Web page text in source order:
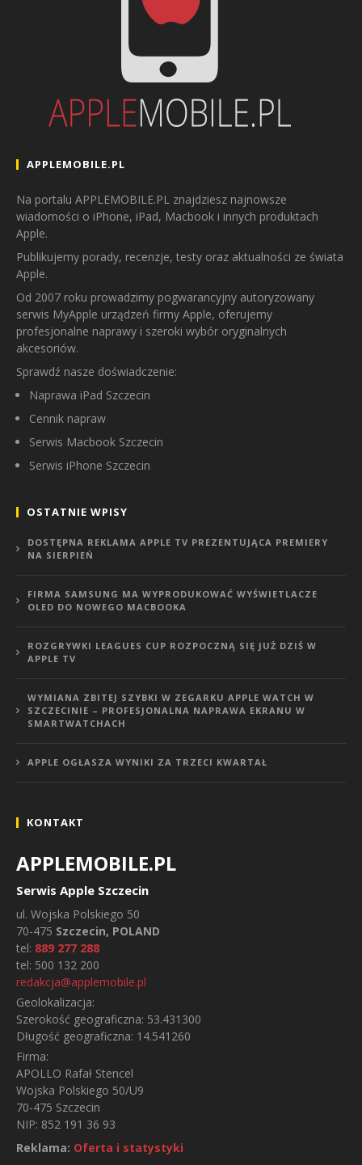
APPLEMOBILE.PL
Na portalu APPLEMOBILE.PL znajdziesz najnowsze
wiadomości o iPhone, iPad, Macbook i innych produktach
Apple.
Publikujemy porady, recenzje, testy oraz aktualności ze świata
Apple.
Od 2007 roku prowadzimy pogwarancyjny autoryzowany
serwis MyApple urządzeń firmy Apple, oferujemy
profesjonalne naprawy i szeroki wybór oryginalnych
akcesoriów.
Sprawdź nasze doświadczenie:
Naprawa iPad Szczecin
Cennik napraw
Serwis Macbook Szczecin
Serwis iPhone Szczecin
OSTATNIE WPISY
DOSTĘPNA REKLAMA APPLE TV PREZENTUJĄCA PREMIERY
NA SIERPIEŃ
FIRMA SAMSUNG MA WYPRODUKOWAĆ WYŚWIETLACZE
OLED DO NOWEGO MACBOOKA
ROZGRYWKI LEAGUES CUP ROZPOCZNĄ SIĘ JUŻ DZIŚ W
APPLE TV
WYMIANA ZBITEJ SZYBKI W ZEGARKU APPLE WATCH W
SZCZECINIE – PROFESJONALNA NAPRAWA EKRANU W
SMARTWATCHACH
APPLE OGŁASZA WYNIKI ZA TRZECI KWARTAŁ
KONTAKT
APPLEMOBILE.PL
Serwis Apple Szczecin
ul. Wojska Polskiego 50
70-475 Szczecin, POLAND
tel: 889 277 288
tel: 500 132 200
redakcja@applemobile.pl
Geolokalizacja:
Szerokość geograficzna: 53.431300
Długość geograficzna: 14.541260
Firma:
APOLLO Rafał Stencel
Wojska Polskiego 50/U9
70-475 Szczecin
NIP: 852 191 36 93
Reklama: Oferta i statystyki